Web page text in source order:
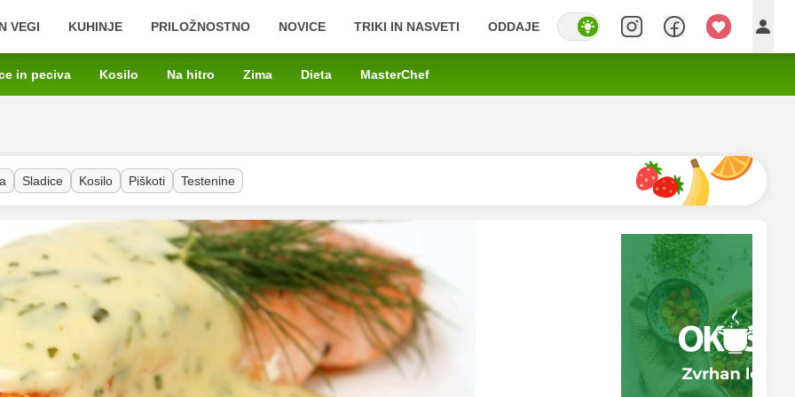
VEGI KUHINJE PRILOŽNOSTNO NOVICE TRIKI IN NASVETI ODDAJE
in peciva Kosilo Na hitro Zima Dieta MasterChef
Sladice Kosilo Piškoti Testenine